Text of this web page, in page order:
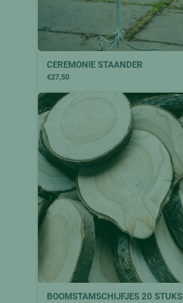
CEREMONIE STAANDER
€27,50
BOOMSTAMSCHIJFJES 20 STUKS